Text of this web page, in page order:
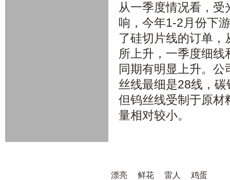
从一季度情况看，
响，今年1-2月份下
了硅切片线的订单
所上升，一季度细
同期有明显上升。
丝线最细是28线，
但钨丝线受制于原材
量相对较小。
漂亮 鲜花 雷人 鸡蛋